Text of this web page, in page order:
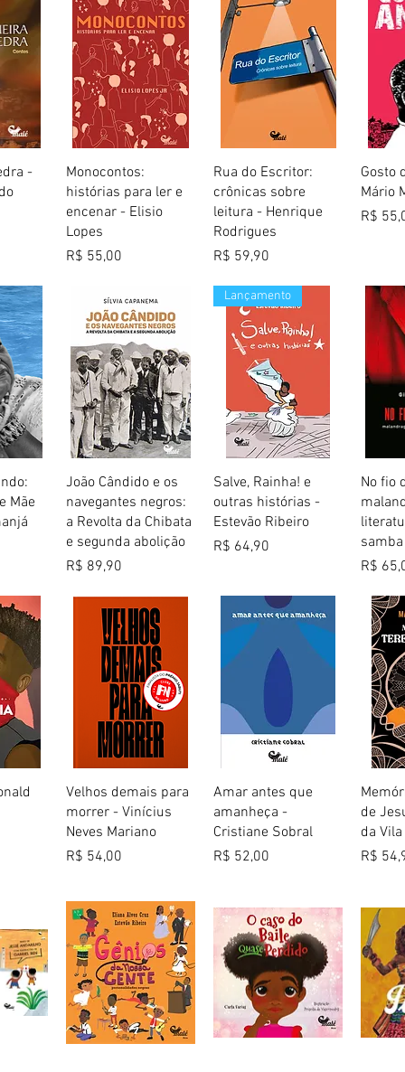
-
Visualização rápida
Monocontos:
histórias para ler e
encenar - Elisio
Lopes
Preço
R$ 55,00
Visualização rápida
Rua do Escritor:
crônicas sobre
leitura - Henrique
Rodrigues
Preço
R$ 59,90
Gosto
Mário
Preço
R$
Mãe
Visualização rápida
João Cândido e os
navegantes negros:
a Revolta da Chibata
e segunda abolição
Preço
R$ 89,90
Visualização rápida
Lançamento
Salve, Rainha! e
outras histórias -
Estevão Ribeiro
Preço
R$ 64,90
No fio
samba
Preço
R$
Visualização rápida
Velhos demais para
morrer - Vinícius
Neves Mariano
Preço
R$ 54,00
Visualização rápida
Amar antes que
amanheça -
Cristiane Sobral
Preço
R$ 52,00
de
da Vila
Preço
R$